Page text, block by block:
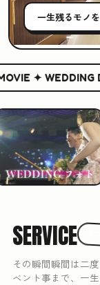
一生残るモノ
✦ WEDDING
SERVICE
その瞬間瞬間は二
ベント事まで、一